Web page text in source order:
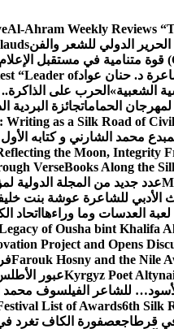
Al-Ahram Weekly Reviews
الدولي للشعر والفن
د. حنان عواد“Leader of
الشعبية» الحرب على
الحمامات
Writing as a Silk Road of
محمد الشارني و كتابه
the Moon, Integrity
VerseBooks Along the
عدد جديد من المجلة الدولية
للشاعرة عوشة بنت
العدسات وما وراءها اتحاد
of Ousha bint Khalifa
Project and Opens
Farouk Hosny and the Nile
Kyrgyz Poetعبور
للشاعر الفيلسوف محمد
List of Awards6th Silk
قرطاجعصفورة الكاف تغرد في